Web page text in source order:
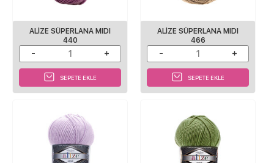
ALIZE SÜPERLANA MIDI
440
SEPETE EKLE
ALIZE SÜPERLANA MIDI
466
SEPETE EKLE